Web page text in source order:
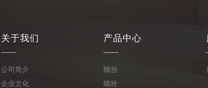
关于我们
公司简介
企业文化
产品中心
螺丝
螺栓